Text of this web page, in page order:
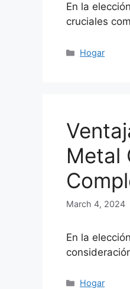
En la
cruciales
Categories
Hogar
Metal
March 4, 2024
En la
Categories
Hogar